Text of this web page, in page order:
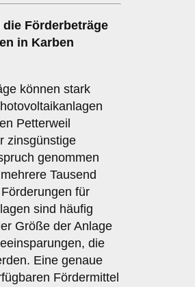
die Förderbeträge
in Karben
können stark
Petterweil
zinsgünstige
genommen
Tausend
für
sind häufig
Größe der Anlage
die
Eine genaue
Fördermittel